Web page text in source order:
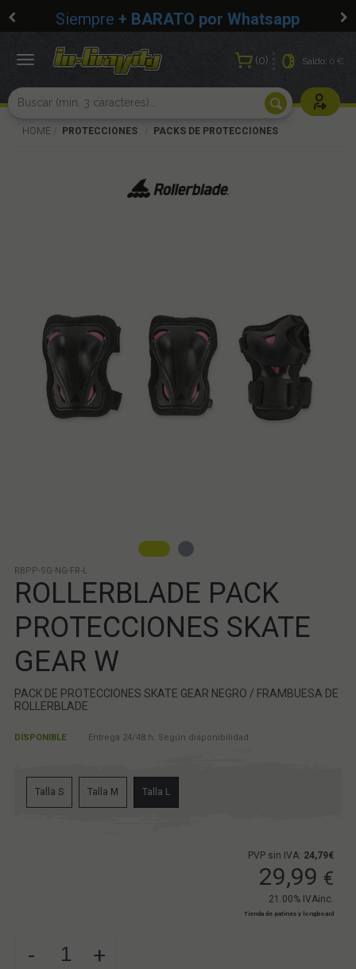
Siempre + BARATO por Whatsapp
0 Saldo:0 €
Usuarios
Toggle
HOME PROTECCIONES PACKS DE PROTECCIONES
RBPP-SG-NG-FR-L
ROLLERBLADE PACK
PROTECCIONES SKATE
GEAR W
PACK DE PROTECCIONES SKATE GEAR NEGRO / FRAMBUESA DE
ROLLERBLADE
DISPONIBLE Entrega 24/48 h. Según disponibilidad.
Talla S Talla M Talla L
PVP sin IVA: 24,79€
29,99 €
21.00% IVAinc.
Tienda de patines y longboard
- +